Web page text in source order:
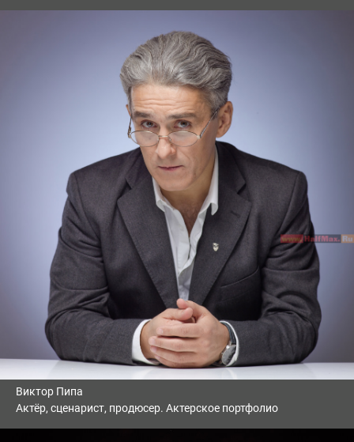
Виктор Пипа
Актёр, сценарист, продюсер. Актерское портфолио